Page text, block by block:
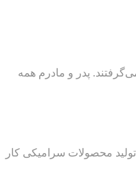
پدر و مادرم همه
محصولات سرامیکی کار